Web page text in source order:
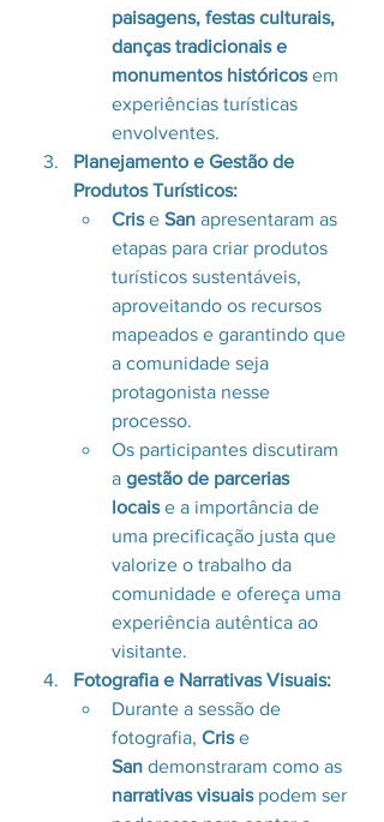
paisagens, festas culturais,
danças tradicionais e
monumentos históricos em
experiências turísticas
envolventes.
Planejamento e Gestão de
Produtos Turísticos:
Cris e San apresentaram as
etapas para criar produtos
turísticos sustentáveis,
aproveitando os recursos
mapeados e garantindo que
a comunidade seja
protagonista nesse
processo.
Os participantes discutiram
a gestão de parcerias
locais e a importância de
uma precificação justa que
valorize o trabalho da
comunidade e ofereça uma
experiência autêntica ao
visitante.
Fotografia e Narrativas Visuais:
Durante a sessão de
fotografia, Cris e
San demonstraram como as
narrativas visuais podem ser